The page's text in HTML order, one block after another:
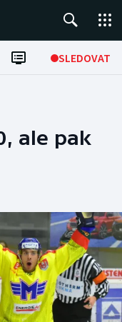
SLEDOVAT
ale pak